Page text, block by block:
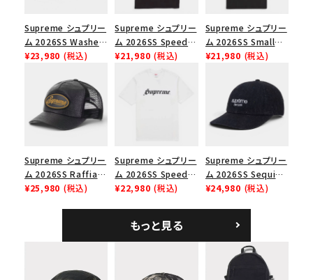
円 ～
円
在庫のない商品を表示する
絞り込んで検索する
Supreme シュプリー
ム 2026SS Washed
Chino Twill Camp
ノツイル キャンプキャ
ップ ブラック
¥23,980 (税込)
Supreme シュプリー
ム 2026SS Speed
Tee スピードTシャツ
¥21,980 (税込)
Supreme シュプリー
ム 2026SS Small
Box Tee スモールボ
¥21,980 (税込)
Supreme シュプリー
ム 2026SS Raffia
Mesh Back 5-Panel
¥25,980 (税込)
Supreme シュプリー
ム 2026SS Speed
Tee スピードTシャツ
¥22,980 (税込)
Supreme シュプリー
ム 2026SS Sequin
Denim Classic
シックロゴ 6パネルキ
ャップ ブラック
¥24,980 (税込)
もっと見る